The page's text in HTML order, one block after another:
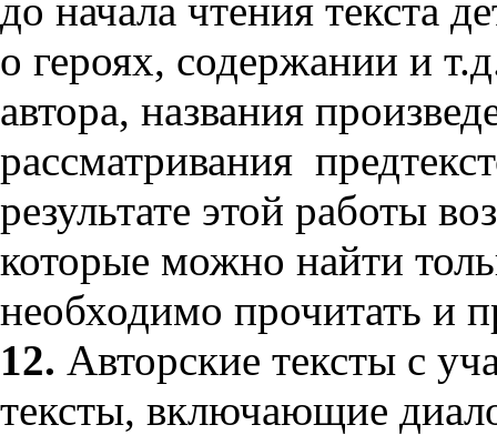
до начала чтения текста
о героях, содержании и
автора, названия
рассматривания
результате этой работы
которые можно найти
необходимо прочитать и
12. Авторские тексты с
тексты, включающие